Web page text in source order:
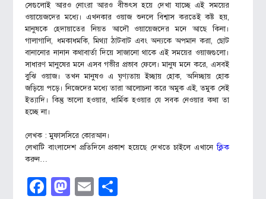
সেগুলোই আরও নোংরা আরও বীভৎস হয়ে দেখা যাচ্ছে এই সময়ের
ওয়ায়েজদের মধ্যে। এখনকার ওয়াজ শুনলে বিশ্বাস করতেই কষ্ট হয়,
মানুষকে হেদায়াতের নিয়ত আদৌ ওয়ায়েজদের মনে আছে কিনা।
গালাগালি, ধমকাধমকি, মিথ্যা ঠাটবাট এবং অন্যকে অপমান করা, ছোট
বানানোর নানান কথাবার্তা দিয়ে সাজানো থাকে এই সময়ের ওয়াজগুলো।
সাধারণ মানুষের মনে এসব গভীর প্রভাব ফেলে। মানুষ মনে করে, এসবই
বুঝি ওয়াজ। তখন মানুষও এ ঘৃণ্যতায় ইচ্ছায় হোক, অনিচ্ছায় হোক
জড়িয়ে পড়ে। নিজেদের মধ্যে তারা আলোচনা করে অমুক এই, তমুক সেই
ইত্যাদি। কিন্তু ভালো হওয়ার, ধার্মিক হওয়ার যে সবক নেওয়ার কথা তা
হচ্ছে না।
লেখক : মুফাসসিরে কোরআন।
লেখাটি বাংলাদেশ প্রতিদিনে প্রকাশ হয়েছে দেখতে চাইলে এখানেক্লিক
করুন…
Facebook
Mastodon
Email